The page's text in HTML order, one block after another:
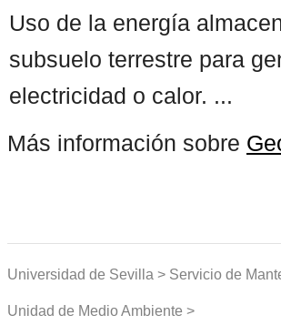
Uso de la energía
subsuelo terrestre para
electricidad o calor. ...
Más información sobre
Universidad de Sevilla > Servicio de
Unidad de Medio Ambiente >